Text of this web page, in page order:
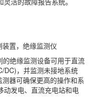
置，绝缘监测仪
绝缘监测设备可用于直流
DC)，并监测未接地系统
测器可确保更高的操作和系
动发电、直流充电站和电